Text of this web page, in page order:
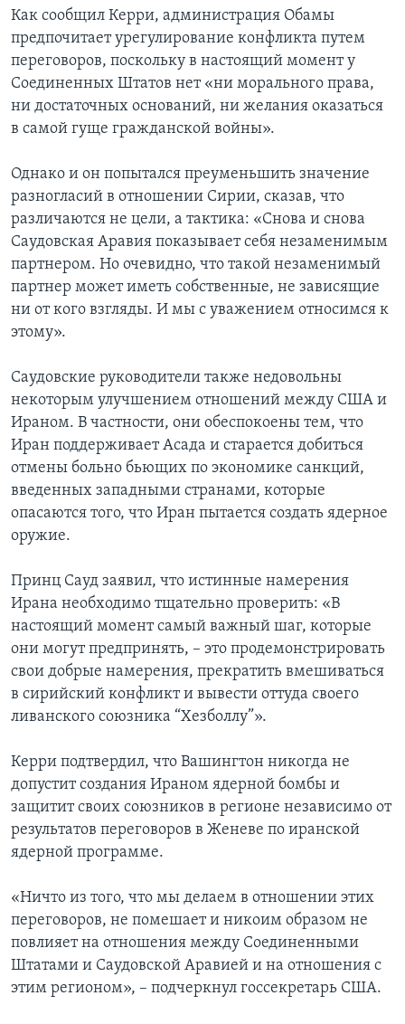
Как сообщил Керри, администрация Обамы
предпочитает урегулирование конфликта путем
переговоров, поскольку в настоящий момент у
Соединенных Штатов нет «ни морального права,
ни достаточных оснований, ни желания оказаться
в самой гуще гражданской войны».
Однако и он попытался преуменьшить значение
разногласий в отношении Сирии, сказав, что
различаются не цели, а тактика: «Снова и снова
Саудовская Аравия показывает себя незаменимым
партнером. Но очевидно, что такой незаменимый
партнер может иметь собственные, не зависящие
ни от кого взгляды. И мы с уважением относимся к
этому».
Саудовские руководители также недовольны
некоторым улучшением отношений между США и
Ираном. В частности, они обеспокоены тем, что
Иран поддерживает Асада и старается добиться
отмены больно бьющих по экономике санкций,
введенных западными странами, которые
опасаются того, что Иран пытается создать ядерное
оружие.
Принц Сауд заявил, что истинные намерения
Ирана необходимо тщательно проверить: «В
настоящий момент самый важный шаг, которые
они могут предпринять, – это продемонстрировать
свои добрые намерения, прекратить вмешиваться
в сирийский конфликт и вывести оттуда своего
ливанского союзника “Хезболлу”».
Керри подтвердил, что Вашингтон никогда не
допустит создания Ираном ядерной бомбы и
защитит своих союзников в регионе независимо от
результатов переговоров в Женеве по иранской
ядерной программе.
«Ничто из того, что мы делаем в отношении этих
переговоров, не помешает и никоим образом не
повлияет на отношения между Соединенными
Штатами и Саудовской Аравией и на отношения с
этим регионом», – подчеркнул госсекретарь США.